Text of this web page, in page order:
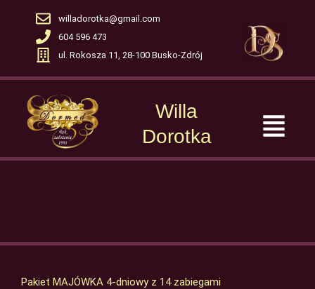
willadorotka@gmail.com
604 596 473
ul. Rokosza 11, 28-100 Busko-Zdrój
Willa
Dorotka
Menu
Pakiet MAJÓWKA 4-dniowy z 14 zabiegami